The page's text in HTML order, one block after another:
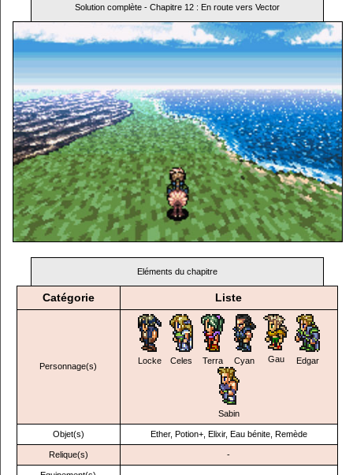
Solution complète - Chapitre 12 : En route vers Vector
Eléments du chapitre
Catégorie Liste
Personnage(s)
Locke Celes Terra Cyan Gau Edgar
Sabin
Objet(s) Ether, Potion+, Elixir, Eau bénite, Remède
Relique(s) -